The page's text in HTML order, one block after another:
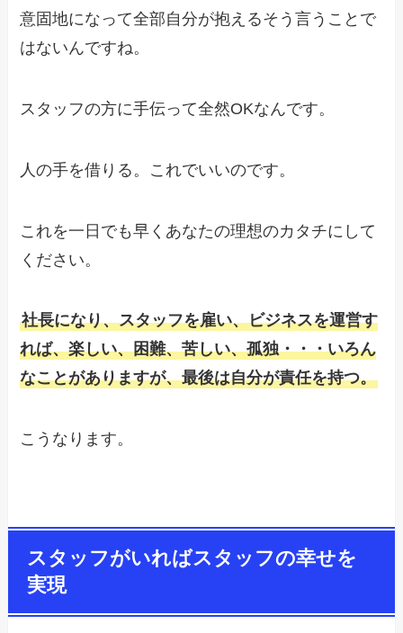
意固地になって全部自分が抱えるそう言うことで
はないんですね。
スタッフの方に手伝って全然OKなんです。
人の手を借りる。これでいいのです。
これを一日でも早くあなたの理想のカタチにして
ください。
社長になり、スタッフを雇い、ビジネスを運営す
れば、楽しい、困難、苦しい、孤独・・・いろん
なことがありますが、最後は自分が責任を持つ。
こうなります。
スタッフがいればスタッフの幸せを
実現